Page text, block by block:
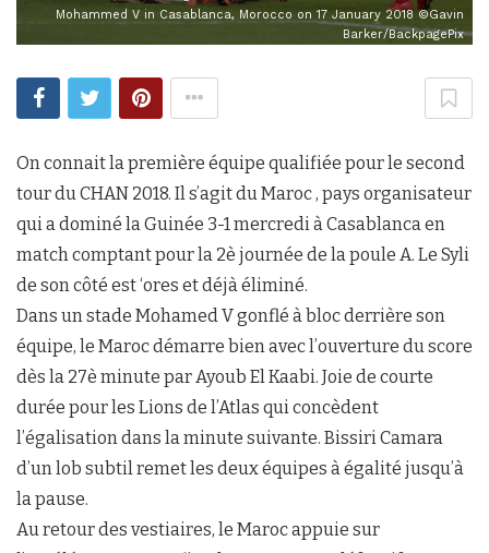
Mohammed V in Casablanca, Morocco on 17 January 2018 ©Gavin
Barker/BackpagePix
On connait la première équipe qualifiée pour le second
tour du CHAN 2018. Il s’agit du Maroc , pays organisateur
qui a dominé la Guinée 3-1 mercredi à Casablanca en
match comptant pour la 2è journée de la poule A. Le Syli
de son côté est ‘ores et déjà éliminé.
Dans un stade Mohamed V gonflé à bloc derrière son
équipe, le Maroc démarre bien avec l’ouverture du score
dès la 27è minute par Ayoub El Kaabi. Joie de courte
durée pour les Lions de l’Atlas qui concèdent
l’égalisation dans la minute suivante. Bissiri Camara
d’un lob subtil remet les deux équipes à égalité jusqu’à
la pause.
Au retour des vestiaires, le Maroc appuie sur